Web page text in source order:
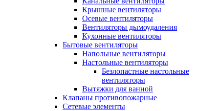
Крышные вентиляторы
Осевые вентиляторы
Вентиляторы дымоудаления
Кухонные вентиляторы
Бытовые вентиляторы
Напольные вентиляторы
Настольные вентиляторы
Безлопастные настольные
вентиляторы
Вытяжки для ванной
Клапаны противопожарные
Сетевые элементы